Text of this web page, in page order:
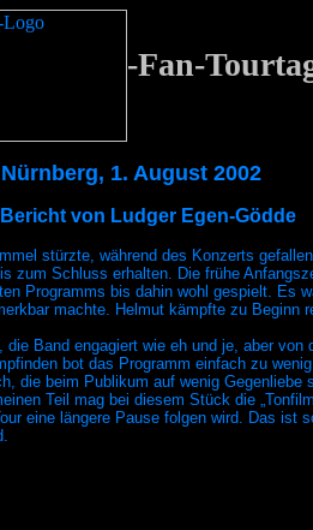
-Fan-
Nürnberg, 1. August 2002
Bericht von Ludger Egen-Gödde
stürzte, während des Konzerts
zum Schluss erhalten. Die frühe
Programms bis dahin wohl gespielt.
machte. Helmut kämpfte zu
Band engagiert wie eh und je, aber
bot das Programm einfach zu
die beim Publikum auf wenig
Teil mag bei diesem Stück die
eine längere Pause folgen wird. Das